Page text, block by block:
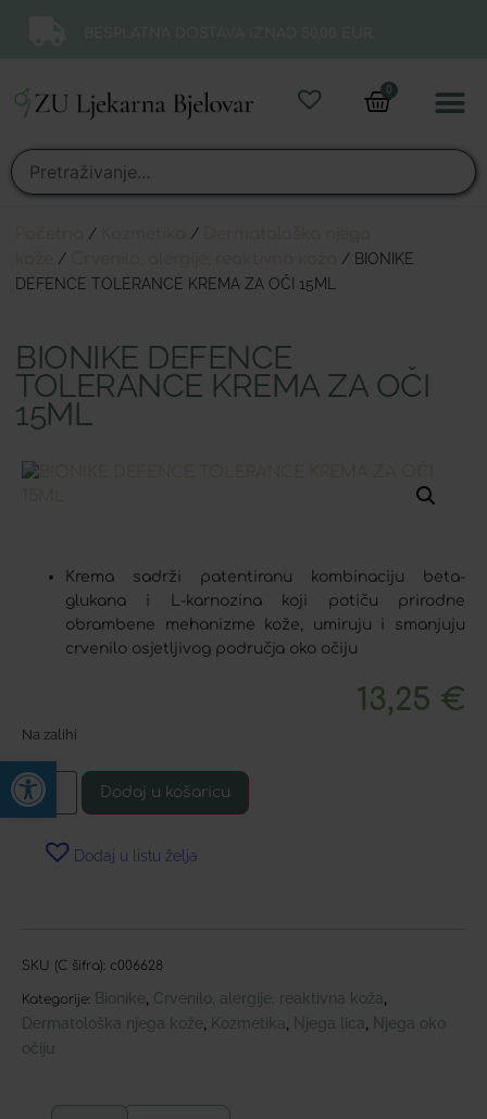
Open toolbar
0
/ /
/
/ BIONIKE
DEFENCE TOLERANCE KREMA ZA OČI 15ML
BIONIKE DEFENCE
TOLERANCE KREMA ZA OČI
15ML
Krema sadrži patentiranu kombinaciju beta-
glukana i L-karnozina koji potiču prirodne
obrambene mehanizme kože, umiruju i smanjuju
crvenilo osjetljivog područja oko očiju
13,25 €
Na zalihi
Dodaj u košaricu
Dodaj u listu želja
SKU (C šifra): c006628
Kategorije: Bionike, Crvenilo, alergije, reaktivna koža,
Dermatološka njega kože, Kozmetika, Njega lica, Njega oko
očiju